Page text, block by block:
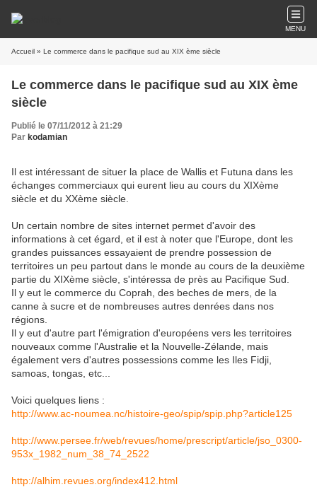
MENU
Accueil » Le commerce dans le pacifique sud au XIX ème siècle
Le commerce dans le pacifique sud au XIX ème
siècle
Publié le 07/11/2012 à 21:29
Par kodamian
Il est intéressant de situer la place de Wallis et Futuna dans les
échanges commerciaux qui eurent lieu au cours du XIXème
siècle et du XXème siècle.
Un certain nombre de sites internet permet d'avoir des
informations à cet égard, et il est à noter que l'Europe, dont les
grandes puissances essayaient de prendre possession de
territoires un peu partout dans le monde au cours de la deuxième
partie du XIXème siècle, s'intéressa de près au Pacifique Sud.
Il y eut le commerce du Coprah, des beches de mers, de la
canne à sucre et de nombreuses autres denrées dans nos
régions.
Il y eut d'autre part l'émigration d'européens vers les territoires
nouveaux comme l'Australie et la Nouvelle-Zélande, mais
également vers d'autres possessions comme les Iles Fidji,
samoas, tongas, etc...
Voici quelques liens :
http://www.ac-noumea.nc/histoire-geo/spip/spip.php?article125
http://www.persee.fr/web/revues/home/prescript/article/jso_0300-
953x_1982_num_38_74_2522
http://alhim.revues.org/index412.html